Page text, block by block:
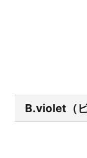
B.violet（